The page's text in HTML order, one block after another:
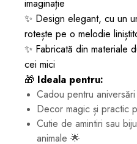
imaginație
✨ Design elegant, cu un
rotește pe o melodie
✨ Fabricată din materiale
cei mici
🎁 Ideala pentru:
Cadou pentru
Decor magic și
Cutie de amintiri sau
animale 🌟